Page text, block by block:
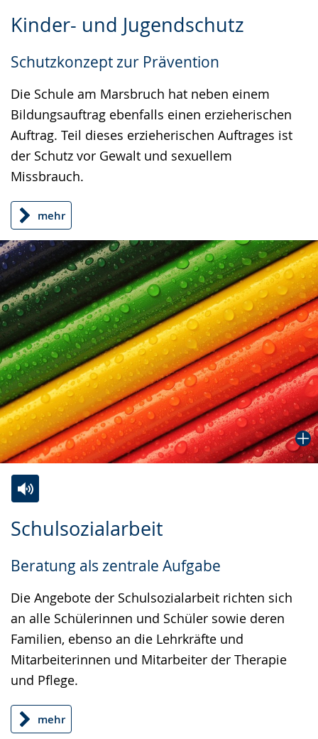
Kinder- und Jugendschutz
Schutzkonzept zur Prävention
Die Schule am Marsbruch hat neben einem
Bildungsauftrag ebenfalls einen erzieherischen
Auftrag. Teil dieses erzieherischen Auftrages ist
der Schutz vor Gewalt und sexuellem
Missbrauch.
mehr
Leichten
wechseln.
Audio-
Video
Deutscher
Gebärdensprache
wird
angezeigt.
Schulsozialarbeit
Beratung als zentrale Aufgabe
Die Angebote der Schulsozialarbeit richten sich
an alle Schülerinnen und Schüler sowie deren
Familien, ebenso an die Lehrkräfte und
Mitarbeiterinnen und Mitarbeiter der Therapie
und Pflege.
mehr
Leichten
wechseln.
Audio-
Video
Deutscher
Gebärdensprache
wird
angezeigt.